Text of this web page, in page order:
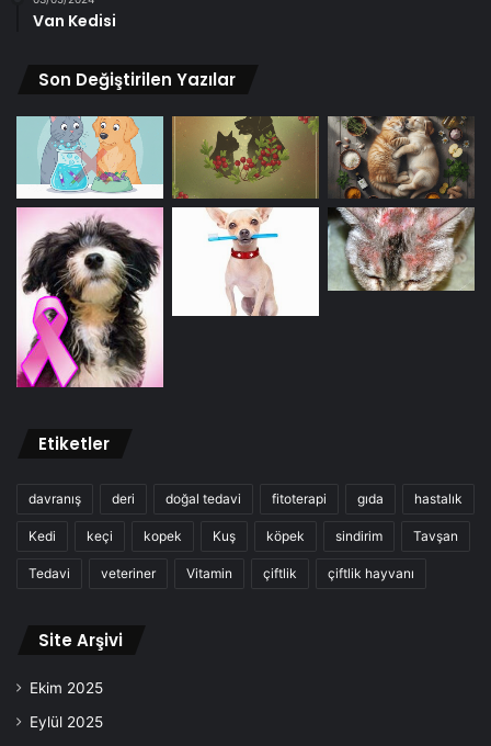
Van Kedisi
Son Değiştirilen Yazılar
Etiketler
davranış deri doğal tedavi fitoterapi gıda hastalık
Kedi keçi kopek Kuş köpek sindirim Tavşan
Tedavi veteriner Vitamin çiftlik çiftlik hayvanı
Site Arşivi
Ekim 2025
Eylül 2025